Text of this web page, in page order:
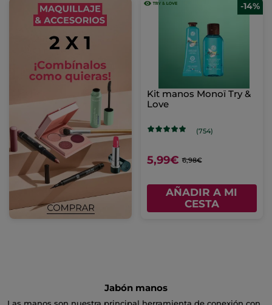
-14%
Kit manos Monoï Try &
Love
(754)
5,99€ 6,98€
AÑADIR A MI
CESTA
Jabón manos